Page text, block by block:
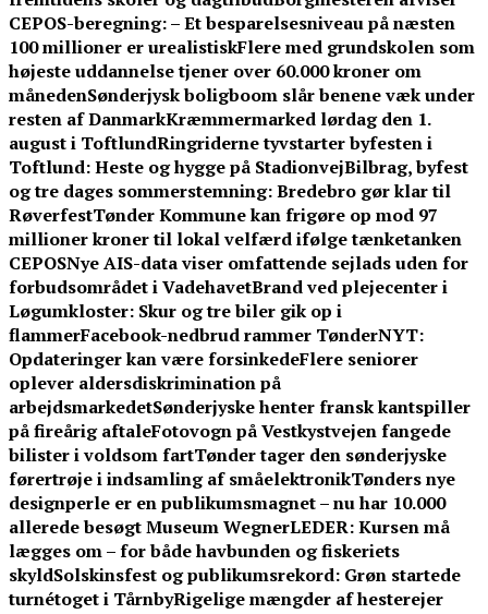
CEPOS-beregning: – Et besparelsesniveau på næsten
100 millioner er urealistiskFlere med grundskolen som
højeste uddannelse tjener over 60.000 kroner om
månedenSønderjysk boligboom slår benene væk under
resten af DanmarkKræmmermarked lørdag den 1.
august i ToftlundRingriderne tyvstarter byfesten i
Toftlund: Heste og hygge på StadionvejBilbrag, byfest
og tre dages sommerstemning: Bredebro gør klar til
RøverfestTønder Kommune kan frigøre op mod 97
millioner kroner til lokal velfærd ifølge tænketanken
CEPOSNye AIS-data viser omfattende sejlads uden for
forbudsområdet i VadehavetBrand ved plejecenter i
Løgumkloster: Skur og tre biler gik op i
flammerFacebook-nedbrud rammer TønderNYT:
Opdateringer kan være forsinkedeFlere seniorer
oplever aldersdiskrimination på
arbejdsmarkedetSønderjyske henter fransk kantspiller
på fireårig aftaleFotovogn på Vestkystvejen fangede
bilister i voldsom fartTønder tager den sønderjyske
førertrøje i indsamling af småelektronikTønders nye
designperle er en publikumsmagnet – nu har 10.000
allerede besøgt Museum WegnerLEDER: Kursen må
lægges om – for både havbunden og fiskeriets
skyldSolskinsfest og publikumsrekord: Grøn startede
turnétoget i TårnbyRigelige mængder af hesterejer